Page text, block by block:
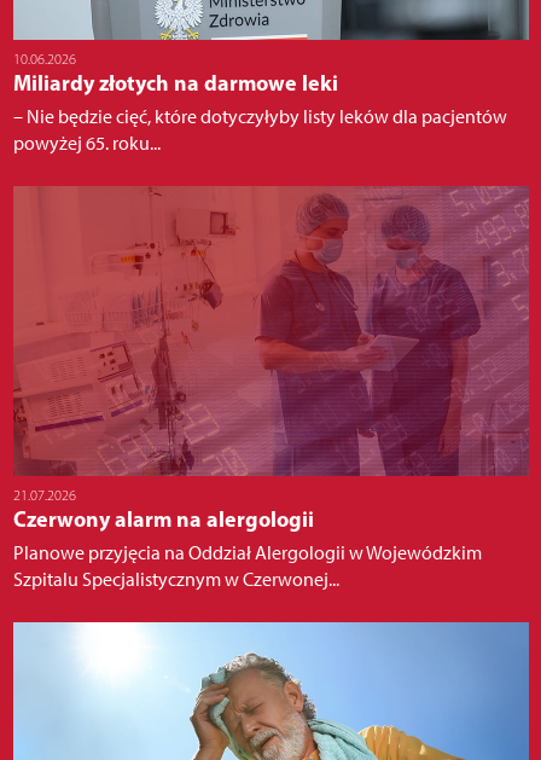
10.06.2026
Miliardy złotych na darmowe leki
– Nie będzie cięć, które dotyczyłyby listy leków dla pacjentów
powyżej 65. roku...
21.07.2026
Czerwony alarm na alergologii
Planowe przyjęcia na Oddział Alergologii w Wojewódzkim
Szpitalu Specjalistycznym w Czerwonej...